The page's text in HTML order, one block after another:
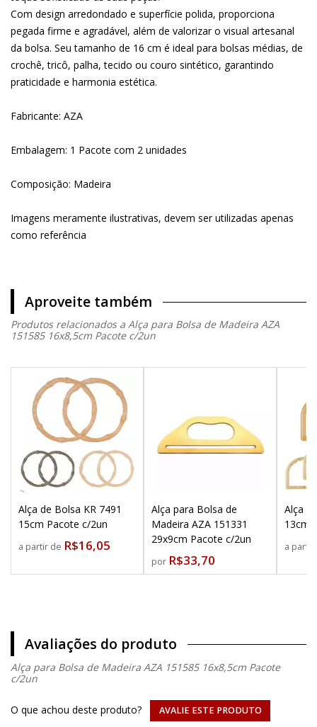
Com design arredondado e superfície polida, proporciona
pegada firme e agradável, além de valorizar o visual artesanal
da bolsa. Seu tamanho de 16 cm é ideal para bolsas médias, de
crochê, tricô, palha, tecido ou couro sintético, garantindo
praticidade e harmonia estética.
Fabricante: AZA
Embalagem: 1 Pacote com 2 unidades
Composição: Madeira
Imagens meramente ilustrativas, devem ser utilizadas apenas
como referência
Aproveite também
Produtos relacionados a Alça para Bolsa de Madeira AZA
151585 16x8,5cm Pacote c/2un
Alça de Bolsa KR 7491
15cm Pacote c/2un
a partir de R$16,05
Alça para Bolsa de
Madeira AZA 151331
29x9cm Pacote c/2un
por R$33,70
Alça
13cm
a
Avaliações do produto
Alça para Bolsa de Madeira AZA 151585 16x8,5cm Pacote
c/2un
O que achou deste produto? AVALIE ESTE PRODUTO